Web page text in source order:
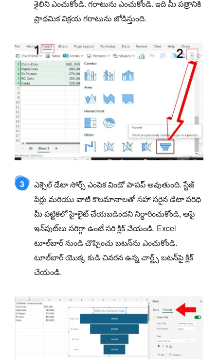
శైలిని ఎంచుకోండి. గరాటును ఎంచుకోండి. ఇది మీ పత్రానికి
ప్రాథమిక విక్రయ గరాటును జోడిస్తుంది.
3
ఎక్సెల్ డేటా సోర్స్ ఎంపిక విండో పాపప్ అవుతుంది. స్టేజ్
పేర్లు మరియు వాటి కొలమానాలతో సహా సరైన డేటా పరిధి
మీ పట్టికలో హైలైట్ చేయబడిందని నిర్ధారించుకోండి, ఆపై
ఇన్‌పుట్‌లు సరిగ్గా ఉంటే సరి క్లిక్ చేయండి. Excel
టూల్‌బార్ నుండి చొప్పించు బటన్‌ను ఎంచుకోండి.
టూల్‌బార్ యొక్క కుడి చివరన ఉన్న చార్ట్స్ బటన్‌పై క్లిక్
చేయండి.